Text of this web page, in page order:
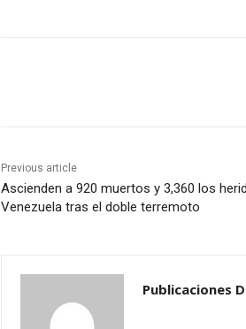
Previous article
Ascienden a 920 muertos y 3,360 los
Venezuela tras el doble terremoto
Publicaciones